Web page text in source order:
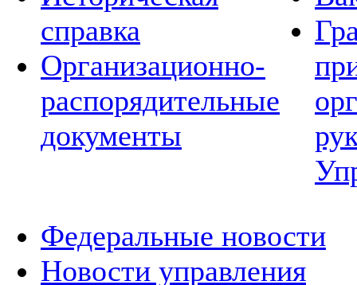
справка
Организационно-
распорядительные
документы
Федеральные новости
Новости управления